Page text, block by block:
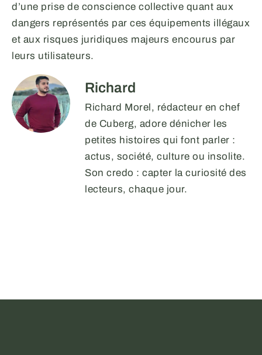
d’une prise de conscience collective quant aux
dangers représentés par ces équipements illégaux
et aux risques juridiques majeurs encourus par
leurs utilisateurs.
Richard
Richard Morel, rédacteur en chef
de Cuberg, adore dénicher les
petites histoires qui font parler :
actus, société, culture ou insolite.
Son credo : capter la curiosité des
lecteurs, chaque jour.